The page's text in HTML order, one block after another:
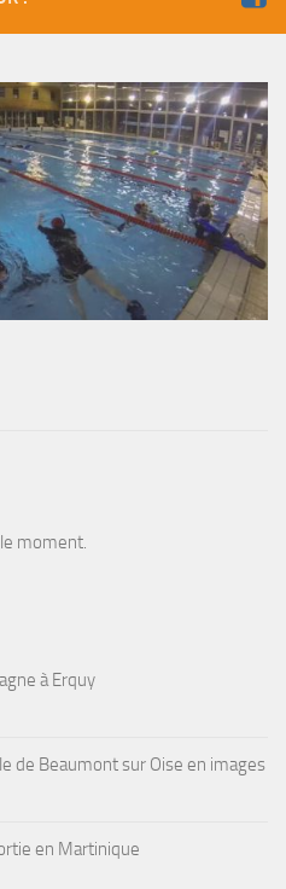
moment.
à Erquy
de Beaumont sur Oise en images
en Martinique